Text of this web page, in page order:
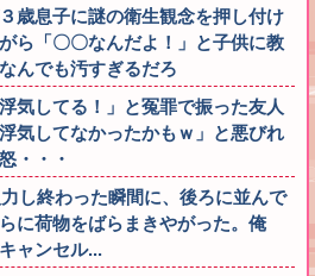
歳息子に謎の衛生観念を押し付け
ら「〇〇なんだよ！」と子供に教
んでも汚すぎるだろ
気してる！」と冤罪で振った友人
気してなかったかもｗ」と悪びれ
・・・
し終わった瞬間に、後ろに並んで
に荷物をばらまきやがった。俺
ャンセル...